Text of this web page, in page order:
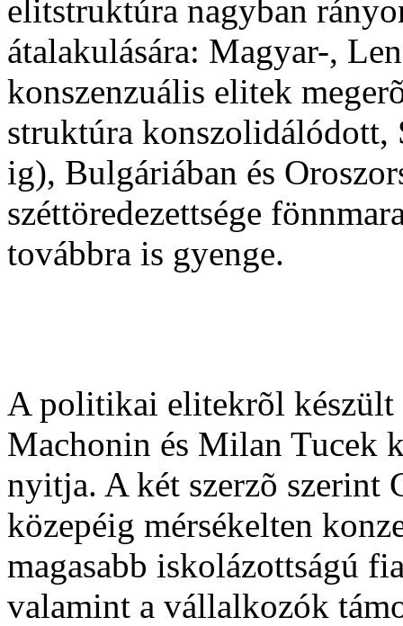
elitstruktúra nagyban
átalakulására: Magyar-,
konszenzuális elitek
struktúra konszolidálódott,
ig), Bulgáriában és
széttöredezettsége
továbbra is gyenge.
A politikai elitekrõl készült
Machonin és Milan Tucek
nyitja. A két szerzõ szerint
közepéig mérsékelten
magasabb iskolázottságú
valamint a vállalkozók